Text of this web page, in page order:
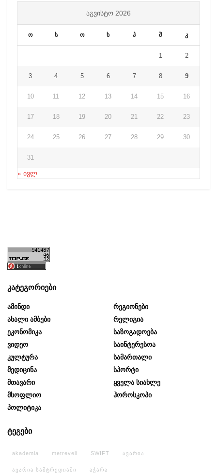
ᲐᲒᲕᲘᲡᲢᲝ 2026
ო ს ო ხ პ შ კ
1 2
3 4 5 6 7 8 9
10 11 12 13 14 15 16
17 18 19 20 21 22 23
24 25 26 27 28 29 30
31
« ივლ
კატეგორიები
Ამინდი
Ახალი Ამბები
Ეკონომიკა
Ვიდეო
Კულტურა
Მედიცინა
Მთავარი
Მსოფლიო
Პოლიტიკა
Რეგიონები
Რელიგია
Საზოგადოება
Საინტერესოა
Სამართალი
Სპორტი
Ყველა Სიახლე
Ჰოროსკოპი
ტეგები
akademia metreveli SWIFT ავარია
ავარია სამტრედიაში აჭარა